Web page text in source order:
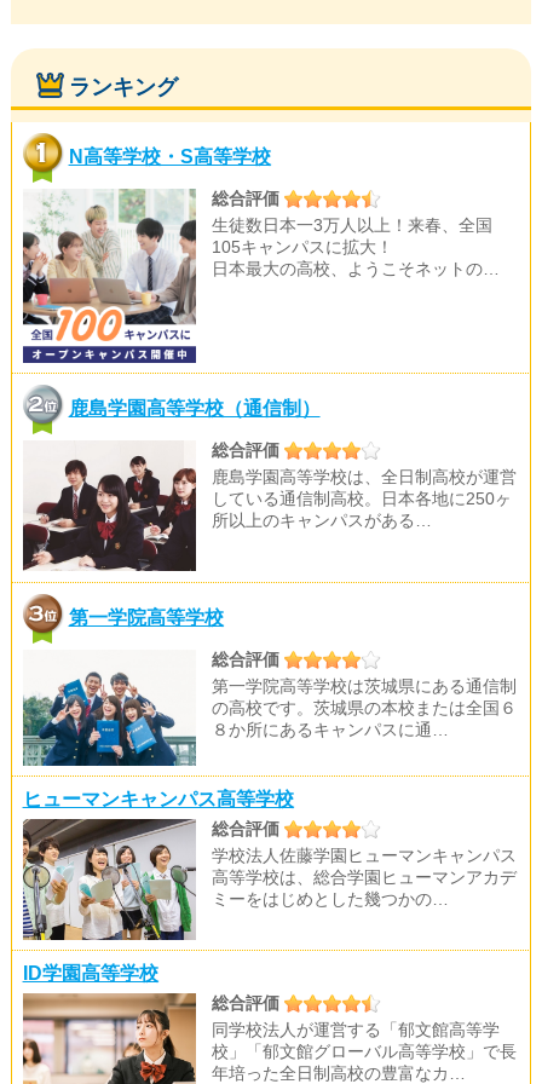
ランキング
N高等学校・S高等学校
総合評価
生徒数日本一3万人以上！来春、全国
105キャンパスに拡大！
日本最大の高校、ようこそネットの…
鹿島学園高等学校（通信制）
総合評価
鹿島学園高等学校は、全日制高校が運営
している通信制高校。日本各地に250ヶ
所以上のキャンパスがある…
第一学院高等学校
総合評価
第一学院高等学校は茨城県にある通信制
の高校です。茨城県の本校または全国６
８か所にあるキャンパスに通…
ヒューマンキャンパス高等学校
総合評価
学校法人佐藤学園ヒューマンキャンパス
高等学校は、総合学園ヒューマンアカデ
ミーをはじめとした幾つかの…
ID学園高等学校
総合評価
同学校法人が運営する「郁文館高等学
校」「郁文館グローバル高等学校」で長
年培った全日制高校の豊富なカ…